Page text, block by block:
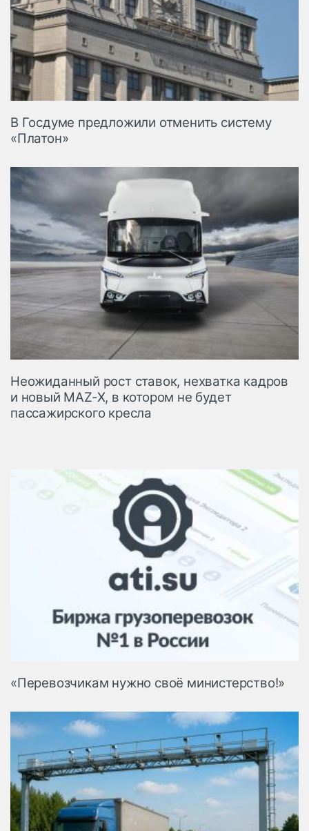
В Госдуме предложили отменить систему
«Платон»
Неожиданный рост ставок, нехватка кадров
и новый MAZ-X, в котором не будет
пассажирского кресла
«Перевозчикам нужно своё министерство!»